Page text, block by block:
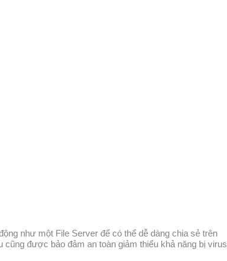
như một File Server để có thể dễ dàng chia sẻ trên
cũng được bảo đảm an toàn giảm thiểu khả năng bị virus